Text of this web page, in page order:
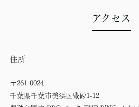
アクセス
住所
〒261-0024
千葉県千葉市美浜区豊砂1-12